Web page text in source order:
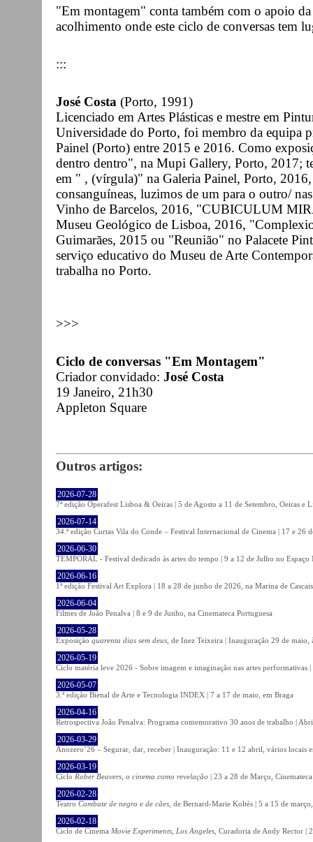
"Em montagem" conta também com o apoio
acolhimento onde este ciclo de conversas tem
:::
José Costa (Porto, 1991)
Licenciado em Artes Plásticas e mestre em
Universidade do Porto, foi membro da equipa
Painel (Porto) entre 2015 e 2016. Como
dentro dentro", na Mupi Gallery, Porto, 2017;
em " , (vírgula)" na Galeria Painel, Porto,
consanguíneas, luzimos de um para o outro/
Vinho de Barcelos, 2016, "CUBICULUM
Museu Geológico de Lisboa, 2016,
Guimarães, 2015 ou "Reunião" no Palacete
serviço educativo do Museu de Arte
trabalha no Porto.
>>>
Ciclo de conversas "Em Montagem"
Criador convidado: José Costa
19 Janeiro, 21h30
Appleton Square
Outros artigos:
2026-07-28
7ª edição Operafest Lisboa & Oeiras | 5 de Agosto a 11 de Setembro, Oeiras e
2026-07-14
34.ª edição Curtas Vila do Conde – Festival Internacional de Cinema | 17 e 26
2026-06-30
TEMPORAL - Festival dedicado às artes do tempo | 9 a 12 de Julho no
2026-06-16
1ª edição Festival Art Explora | 18 a 28 de junho de 2026, na Marina de Cascais
2026-06-04
Filmes de João Penalva | 8 e 9 de Junho, na Cinemateca Portuguesa
2026-05-28
Exposição quarenta dias sem deus , de Inez Teixeira | Inauguração 29 de
2026-05-19
Ciclo matéria leve 2026 - Sobre imagem e imaginação nas artes
2026-05-07
3.ª edição Bienal de Arte e Tecnologia INDEX | 7 a 17 de maio, em Braga
2026-04-16
Retrospectiva João Penalva: Programa comemorativo 30 anos de trabalho |
2026-03-29
Anozero’26 – Segurar, dar, receber | Inauguração: 11 e 12 abril, vários locais
2026-03-19
Ciclo Rober Beavers, o cinema como revelação | 23 a 28 de Março,
2026-02-28
Teatro Combate de negro e de cães , de Bernard-Marie Koltès | 5 a 15 de
2026-02-18
Ciclo de Cinema Movie Experiments, Los Angeles , Curadoria de Andy Rector